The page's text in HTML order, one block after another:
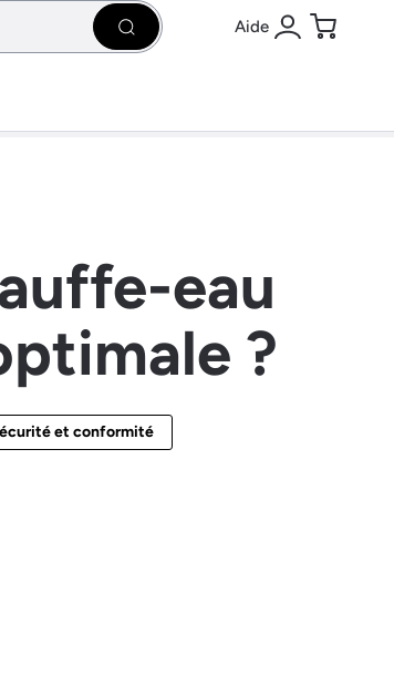
Rechercher Aide
Se connecter
Panier
eau
?
et conformité